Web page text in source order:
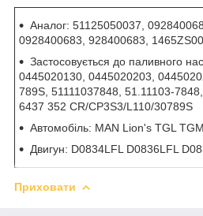
Аналог: 51125050037,
0928400683, 928400683,
Застосовується до паливного
0445020130, 0445020203,
789S, 51111037848, 51.11103-
6437 352 CR/CP3S3/L110/30789S
Автомобіль: MAN Lion's TGL TGM
Двигун: D0834LFL D0836LFL
Приховати